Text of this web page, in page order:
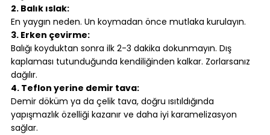
2. Balık ıslak:
En yaygın neden. Un koymadan önce mutlaka kurulayın.
3. Erken çevirme:
Balığı koyduktan sonra ilk 2-3 dakika dokunmayın. Dış
kaplaması tutunduğunda kendiliğinden kalkar. Zorlarsanız
dağılır.
4. Teflon yerine demir tava:
Demir döküm ya da çelik tava, doğru ısıtıldığında
yapışmazlık özelliği kazanır ve daha iyi karamelizasyon
sağlar.